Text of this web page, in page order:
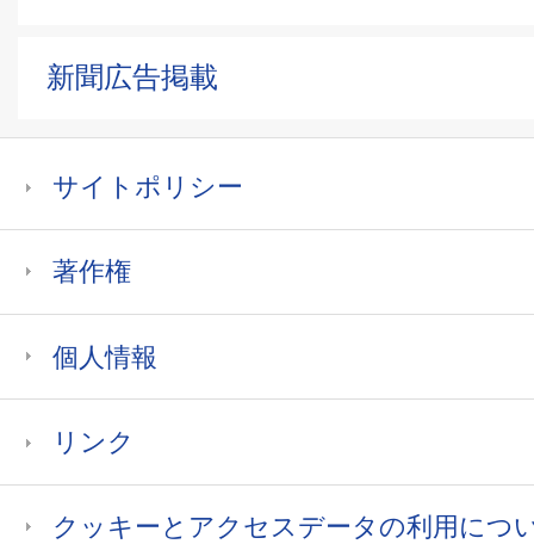
新聞広告掲載
サイトポリシー
著作権
個人情報
リンク
クッキーとアクセスデータの利用につ